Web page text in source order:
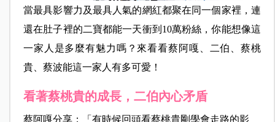
當最具影響力及最具人氣的網紅都聚在同一個家裡，連
還在肚子裡的二寶都能一天衝到10萬粉絲，你能想像這
一家人是多麼有魅力嗎？來看看蔡阿嘎、二伯、蔡桃
貴、蔡波能這一家人有多可愛！
看著蔡桃貴的成長，二伯內心矛盾
蔡阿嘎分享：「有時候回頭看蔡桃貴剛學會走路的影